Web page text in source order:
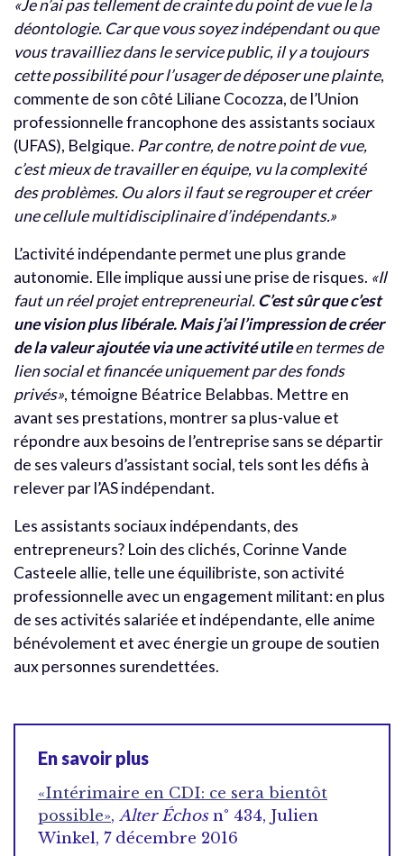
«Je n’ai pas tellement de crainte du point de vue le la
déontologie. Car que vous soyez indépendant ou que
vous travailliez dans le service public, il y a toujours
cette possibilité pour l’usager de déposer une plainte,
commente de son côté Liliane Cocozza, de l’Union
professionnelle francophone des assistants sociaux
(UFAS), Belgique. Par contre, de notre point de vue,
c’est mieux de travailler en équipe, vu la complexité
des problèmes. Ou alors il faut se regrouper et créer
une cellule multidisciplinaire d’indépendants.»
L’activité indépendante permet une plus grande
autonomie. Elle implique aussi une prise de risques. «Il
faut un réel projet entrepreneurial.C’est sûr que c’est
une vision plus libérale. Mais j’ai l’impression de créer
de la valeur ajoutée via une activité utileen termes de
lien social et financée uniquement par des fonds
privés», témoigne Béatrice Belabbas. Mettre en
avant ses prestations, montrer sa plus-value et
répondre aux besoins de l’entreprise sans se départir
de ses valeurs d’assistant social, tels sont les défis à
relever par l’AS indépendant.
Les assistants sociaux indépendants, des
entrepreneurs? Loin des clichés, Corinne Vande
Casteele allie, telle une équilibriste, son activité
professionnelle avec un engagement militant: en plus
de ses activités salariée et indépendante, elle anime
bénévolement et avec énergie un groupe de soutien
aux personnes surendettées.
En savoir plus
«Intérimaire en CDI: ce sera bientôt
possible», Alter Échosn° 434, Julien
Winkel, 7 décembre 2016